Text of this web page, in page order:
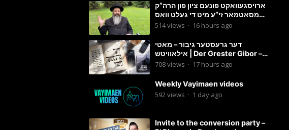
ארויסגעוואקט פונעם ציון פון הרה”ק
מסאטמאר זי”ע מיט די געלט וואס
ער דארף יעצט האבן! | הרב מענדל
514views · 16 hours ago
דער גרעסטער גיבור – מאטי
אילאוויטש | Der Grester Gibor –
Motty Ilowitz
708views · 17 hours ago
Weekly Vayimaen videos
592 views · 1 day ago
Invite to the conversion party –